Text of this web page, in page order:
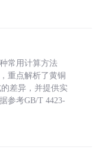
常用计算方法
重点解析了黄铜
差异，并提供实
参考GB/T 4423-